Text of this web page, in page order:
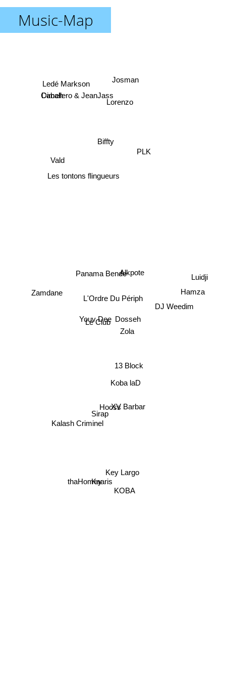
Music-Map
L'Ordre Du Périph
Sirap
13 Block
XV Barbar
Alkpote
Panama Bende
Youv Dee
DJ Weedim
Dosseh
Key Largo
Le Club
Zola
KOBA
Hooss
Biffty
thaHomey
Les tontons flingueurs
Kalash Criminel
PLK
Lorenzo
Ledé Markson
Hamza
Kaaris
Caballero & JeanJass
Josman
Dimeh